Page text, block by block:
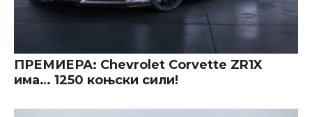
ПРЕМИЕРА: Chevrolet Corvette ZR1X
има… 1250 коњски сили!